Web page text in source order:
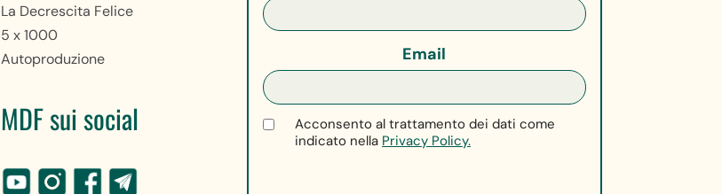
La Decrescita Felice
5 x 1000
Autoproduzione
MDF sui social
Email
Acconsento al trattamento dei dati come
indicato nella Privacy Policy.